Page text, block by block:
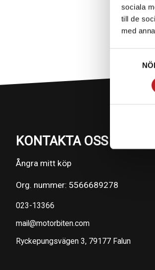
sociala
till de
med
KONTAKTA OSS PÅ
Ångra mitt köp
Org. nummer: 5566689278
023-13366
mail@motorbiten.com
Ryckepungsvägen 3, 79177 Falun